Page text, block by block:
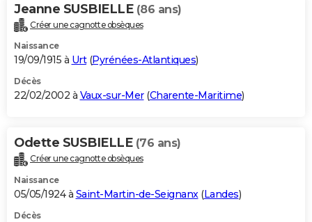
Jeanne SUSBIELLE (86 ans)
Créer une cagnotte obsèques
Naissance
19/09/1915 à Urt(Pyrénées-Atlantiques)
Décès
22/02/2002 à Vaux-sur-Mer(Charente-Maritime)
Odette SUSBIELLE (76 ans)
Créer une cagnotte obsèques
Naissance
05/05/1924 à Saint-Martin-de-Seignanx(Landes)
Décès